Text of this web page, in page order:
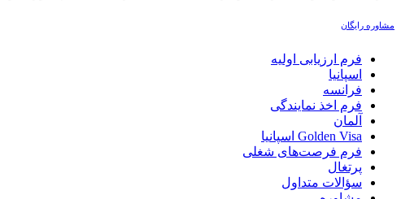
مشاوره رایگان
فرم ارزیابی اولیه
اسپانیا
فرانسه
فرم اخذ نمایندگی
آلمان
Golden Visa اسپانيا
فرم فرصت‌های شغلی
پرتغال
سؤالات متداول